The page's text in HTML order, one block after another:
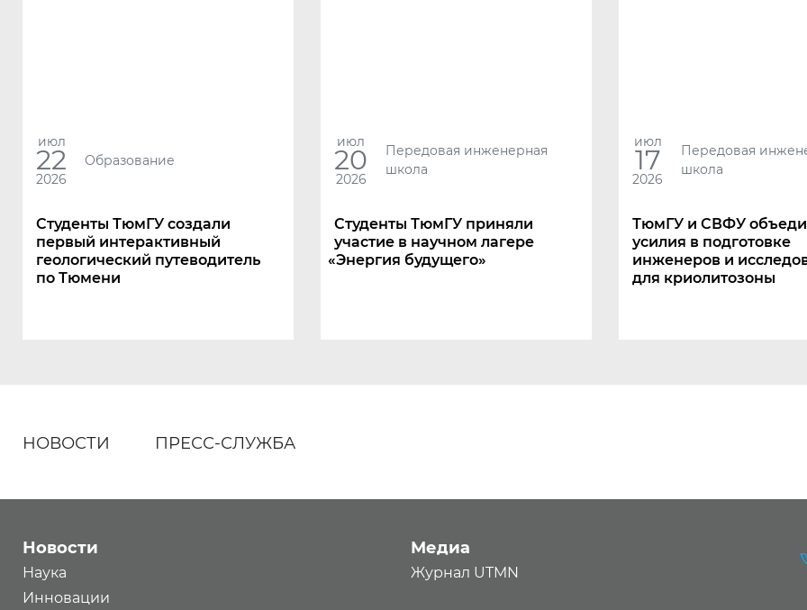
июл
22
2026
Образование
Студенты ТюмГУ создали
первый интерактивный
геологический путеводитель
по Тюмени
июл
20
2026
Передовая инженерная
школа
Студенты ТюмГУ приняли
участие в научном лагере
«Энергия будущего»
июл
17
2026
Передовая
школа
ТюмГУ и СВФУ
усилия в подготовке
инженеров и
для криолитозоны
НОВОСТИ ПРЕСС-СЛУЖБА
Новости
Наука
Инновации
Медиа
Журнал UTMN